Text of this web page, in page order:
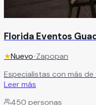
Florida Eventos
★Nuevo•Zapopan
Especialistas con más
Leer más
450 personas